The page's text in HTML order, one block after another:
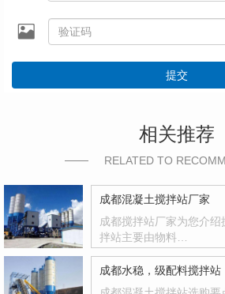
提交
相关推荐
RELATED TO
成都混凝土搅拌站厂家
成都搅拌站厂家为您介
拌站主要由物料…
成都水稳，级配料搅拌站